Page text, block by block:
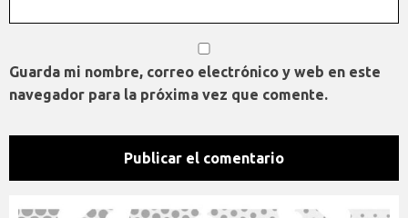
Guarda mi nombre, correo electrónico y web en este
navegador para la próxima vez que comente.